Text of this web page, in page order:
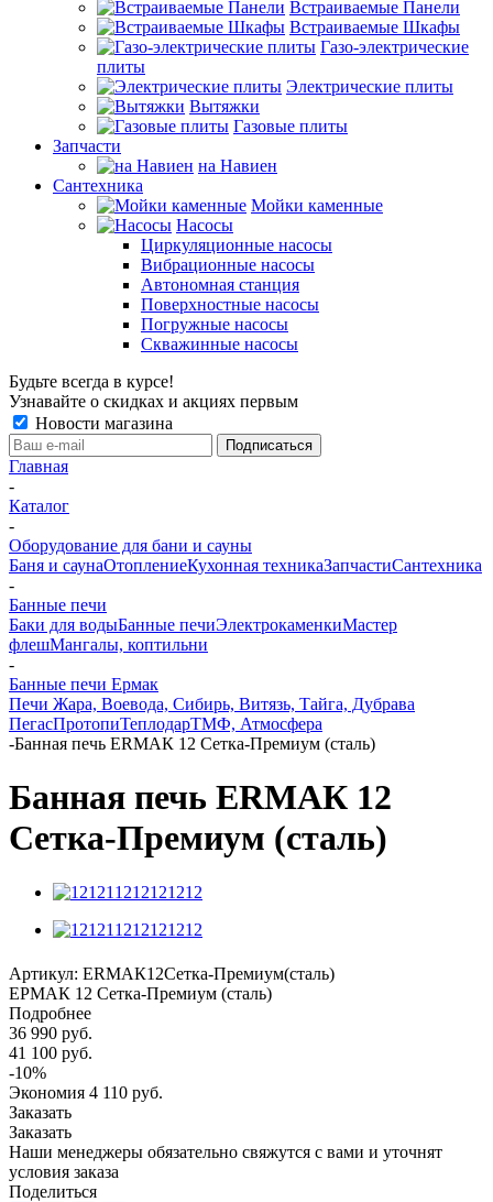
Встраиваемые Панели
Встраиваемые Шкафы
Газо-электрические
плиты
Электрические плиты
Вытяжки
Газовые плиты
Запчасти
на Навиен
Сантехника
Мойки каменные
Насосы
Циркуляционные насосы
Вибрационные насосы
Автономная станция
Поверхностные насосы
Погружные насосы
Скважинные насосы
Будьте всегда в курсе!
Узнавайте о скидках и акциях первым
Новости магазина
Главная
-
Каталог
-
Оборудование для бани и сауны
Баня и саунаОтоплениеКухонная техникаЗапчастиСантехника
-
Банные печи
Баки для водыБанные печиЭлектрокаменкиМастер
флешМангалы, коптильни
-
Банные печи Ермак
Печи Жара, Воевода, Сибирь, Витязь, Тайга, Дубрава
ПегасПротопиТеплодарТМФ, Атмосфера
-Банная печь ЕRМАК 12 Сетка-Премиум (сталь)
Банная печь ЕRМАК 12
Сетка-Премиум (сталь)
Артикул: ЕRМАК12Сетка-Премиум(сталь)
ЕРМАК 12 Сетка-Премиум (сталь)
Подробнее
36 990 руб.
41 100 руб.
-10%
Экономия 4 110 руб.
Заказать
Заказать
Наши менеджеры обязательно свяжутся с вами и уточнят
условия заказа
Поделиться